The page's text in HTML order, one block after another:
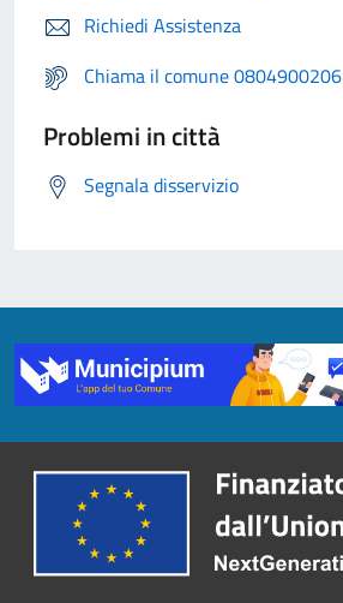
Richiedi Assistenza
Chiama il comune 0804900206
Problemi in città
Segnala disservizio